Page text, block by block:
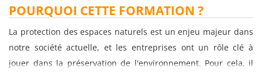
POURQUOI CETTE FORMATION ?
La protection des espaces naturels est un enjeu majeur dans
notre société actuelle, et les entreprises ont un rôle clé à
jouer dans la préservation de l'environnement. Pour cela, il